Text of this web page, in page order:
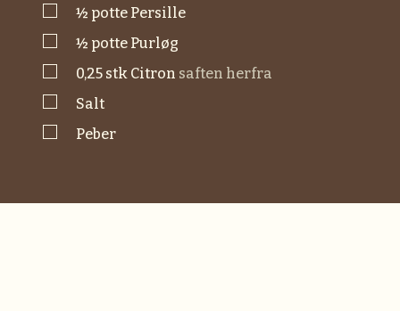
▢½ potte
persille
▢½ potte
purløg
▢0,25 stk citron saften herfra
▢ salt
▢ peber